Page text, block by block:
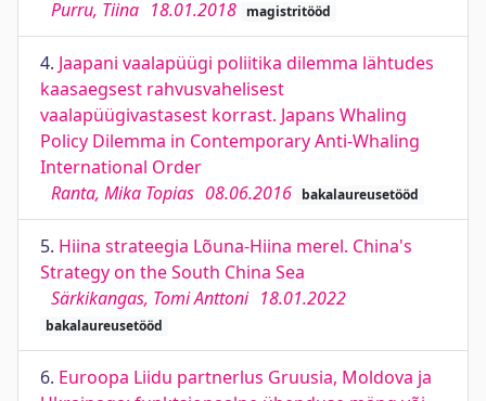
Purru, Tiina 18.01.2018 magistritööd
4. Jaapani vaalapüügi poliitika dilemma lähtudes
kaasaegsest rahvusvahelisest
vaalapüügivastasest korrast. Japans Whaling
Policy Dilemma in Contemporary Anti-Whaling
International Order
Ranta, Mika Topias 08.06.2016 bakalaureusetööd
5. Hiina strateegia Lõuna-Hiina merel. China's
Strategy on the South China Sea
Särkikangas, Tomi Anttoni 18.01.2022
bakalaureusetööd
6. Euroopa Liidu partnerlus Gruusia, Moldova ja